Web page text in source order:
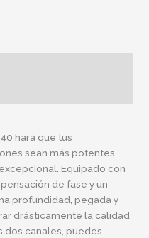
hará que tus
sean más potentes,
Equipado con
de fase y un
profundidad, pegada y
drásticamente la calidad
dos canales, puedes